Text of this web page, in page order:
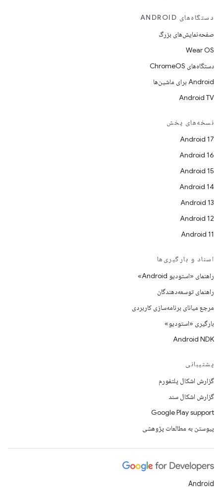
دستگاه‌های ANDROID
صفحه‌نمایش‌های بزرگ
Wear OS
دستگاه‌های ChromeOS
Android برای ماشین‌ها
Android TV
نسخه‌های پخش
Android 17
Android 16
Android 15
Android 14
Android 13
Android 12
Android 11
اسناد و بارگیری‌ها
راهنمای «استودیو Android»
راهنمای توسعه‌دهندگان
مرجع میانای برنامه‌سازی کاربردی
بارگیری «استودیو»
Android NDK
پشتیبانی
گزارش اشکال پلتفورم
گزارش اشکال سند
Google Play support
پیوستن به مطالعات پژوهشی
Android